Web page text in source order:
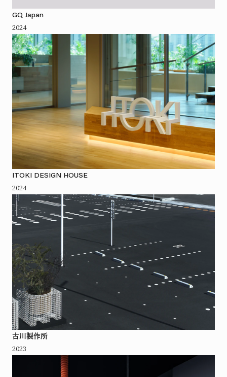
GQ Japan
2024
ITOKI DESIGN HOUSE
2024
古川製作所
2023